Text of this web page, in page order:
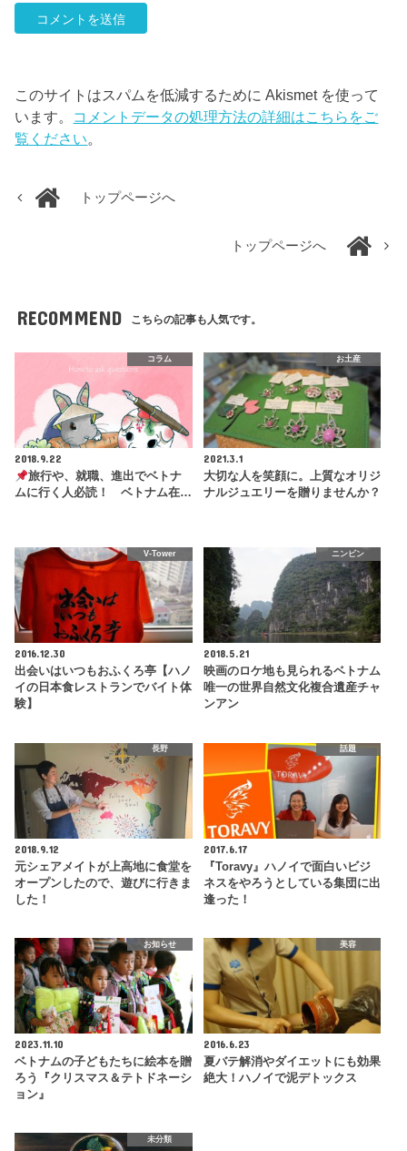
このサイトはスパムを低減するために Akismet を使って
います。 コメントデータの処理方法の詳細はこちらをご
覧ください。
トップページへ
トップページへ
RECOMMEND こちらの記事も人気です。
コラム
2018.9.22
旅行や、就職、進出でベトナ
ムに行く人必読！ ベトナム在…
お土産
2021.3.1
大切な人を笑顔に。上質なオリジ
ナルジュエリーを贈りませんか？
V-Tower
2016.12.30
出会いはいつもおふくろ亭【ハノ
イの日本食レストランでバイト体
験】
ニンビン
2018.5.21
映画のロケ地も見られるベトナム
唯一の世界自然文化複合遺産チャ
ンアン
長野
2018.9.12
元シェアメイトが上高地に食堂を
オープンしたので、遊びに行きま
した！
話題
2017.6.17
『Toravy』ハノイで面白いビジ
ネスをやろうとしている集団に出
逢った！
お知らせ
2023.11.10
ベトナムの子どもたちに絵本を贈
ろう『クリスマス＆テトドネーシ
ョン』
美容
2016.6.23
夏バテ解消やダイエットにも効果
絶大！ハノイで泥デトックス
未分類